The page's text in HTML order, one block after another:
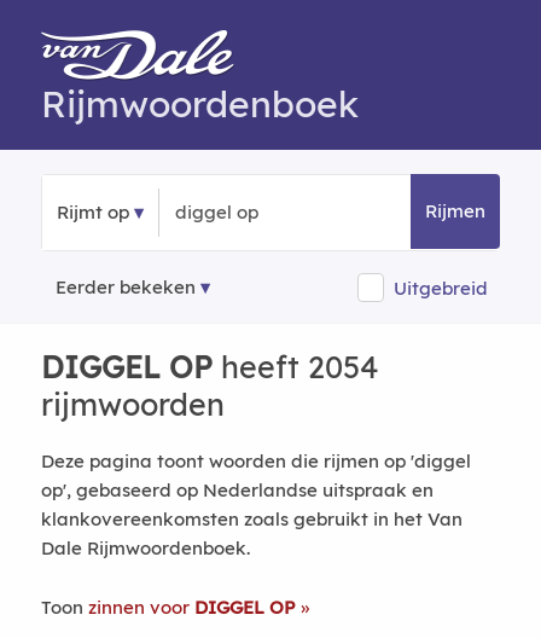
Rijmwoordenboek
Rijmt op Rijmen
Eerder bekeken Uitgebreid
DIGGEL OPheeft 2054
rijmwoorden
Deze pagina toont woorden die rijmen op 'diggel
op', gebaseerd op Nederlandse uitspraak en
klankovereenkomsten zoals gebruikt in het Van
Dale Rijmwoordenboek.
Toon zinnen voor DIGGEL OP